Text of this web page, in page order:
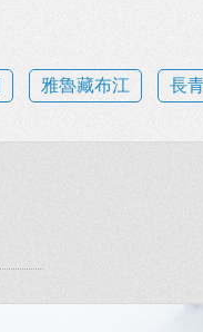
雅魯藏布江 長